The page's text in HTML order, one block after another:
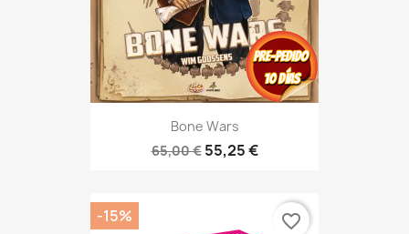
Bone Wars
65,00 € 55,25 €
-15% favorite_border